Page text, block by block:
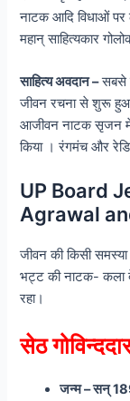
नाटक आदि विधाओं
महान् साहित्यकार
साहित्य अवदान –सबसे
जीवन रचना से शुरू
आजीवन नाटक सृजन में
किया । रंगमंच और
UP Board
Agrawal
जीवन की किसी
भट्ट की नाटक- कला
रहा।
सेठ
जन्म – सन्